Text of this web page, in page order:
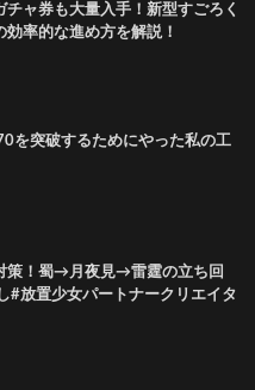
チャ券も大量入手！新型すごろく
効率的な進め方を解説！
を突破するためにやった私の工
策！蜀→月夜見→雷霆の立ち回
#放置少女パートナークリエイタ